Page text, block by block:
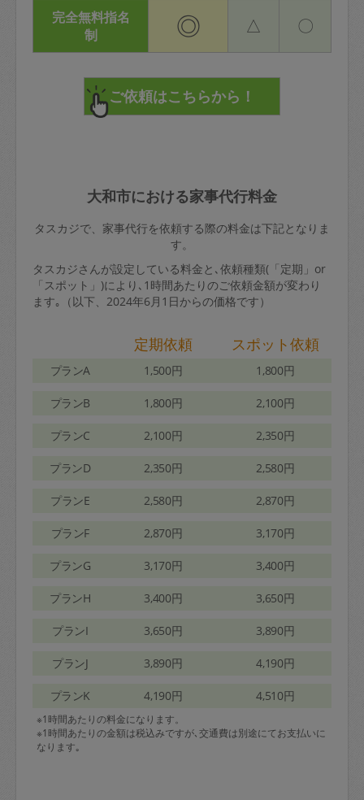
完全無料指名
制
◎ △ 〇
大和市における家事代行料金
タスカジで、家事代行を依頼する際の料金は下記となりま
す。
タスカジさんが設定している料金と､依頼種類(「定期」or
「スポット」)により､1時間あたりのご依頼金額が変わり
ます｡（以下、2024年6月1日からの価格です）
定期依頼 スポット依頼
プランA 1,500円 1,800円
プランB 1,800円 2,100円
プランC 2,100円 2,350円
プランD 2,350円 2,580円
プランE 2,580円 2,870円
プランF 2,870円 3,170円
プランG 3,170円 3,400円
プランH 3,400円 3,650円
プランI 3,650円 3,890円
プランJ 3,890円 4,190円
プランK 4,190円 4,510円
※1時間あたりの料金になります。
※1時間あたりの金額は税込みですが､交通費は別途にてお支払いに
なります｡